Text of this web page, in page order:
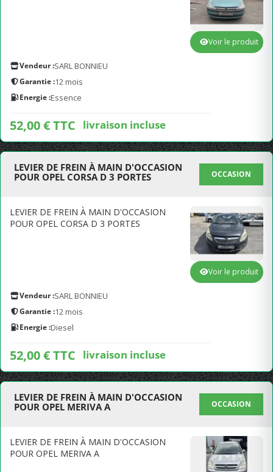
Vendeur :SARL BONNIEU
Garantie :12 mois
Energie :Essence
52,00 € TTC livraison incluse
Voir le produit
LEVIER DE FREIN À MAIN D'OCCASION
POUR OPEL CORSA D 3 PORTES
OCCASION
LEVIER DE FREIN À MAIN D'OCCASION
POUR OPEL CORSA D 3 PORTES
Vendeur :SARL BONNIEU
Garantie :12 mois
Energie :Diesel
52,00 € TTC livraison incluse
Voir le produit
LEVIER DE FREIN À MAIN D'OCCASION
POUR OPEL MERIVA A
OCCASION
LEVIER DE FREIN À MAIN D'OCCASION
POUR OPEL MERIVA A